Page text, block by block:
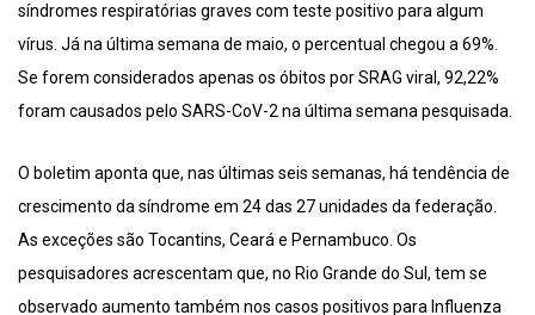
síndromes respiratórias graves com teste positivo para algum
vírus. Já na última semana de maio, o percentual chegou a 69%.
Se forem considerados apenas os óbitos por SRAG viral, 92,22%
foram causados pelo SARS-CoV-2 na última semana pesquisada.
O boletim aponta que, nas últimas seis semanas, há tendência de
crescimento da síndrome em 24 das 27 unidades da federação.
As exceções são Tocantins, Ceará e Pernambuco. Os
pesquisadores acrescentam que, no Rio Grande do Sul, tem se
observado aumento também nos casos positivos para Influenza